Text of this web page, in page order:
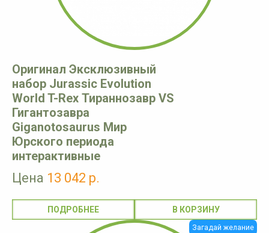
Оригинал Эксклюзивный
набор Jurassic Evolution
World T-Rex Тираннозавр VS
Гигантозавра
Giganotosaurus Мир
Юрского периода
интерактивные
Цена 13 042 р.
ПОДРОБНЕЕ
Загадай желание